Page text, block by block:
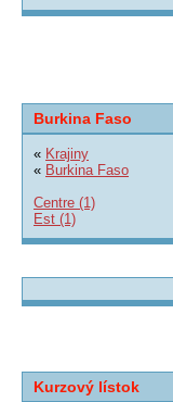
Burkina Faso
« Krajiny
« Burkina Faso
Centre (1)
Est (1)
Kurzový lístok